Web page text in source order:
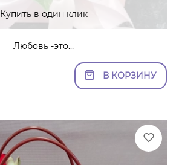
Купить в один клик
Любовь -это…
В КОРЗИНУ